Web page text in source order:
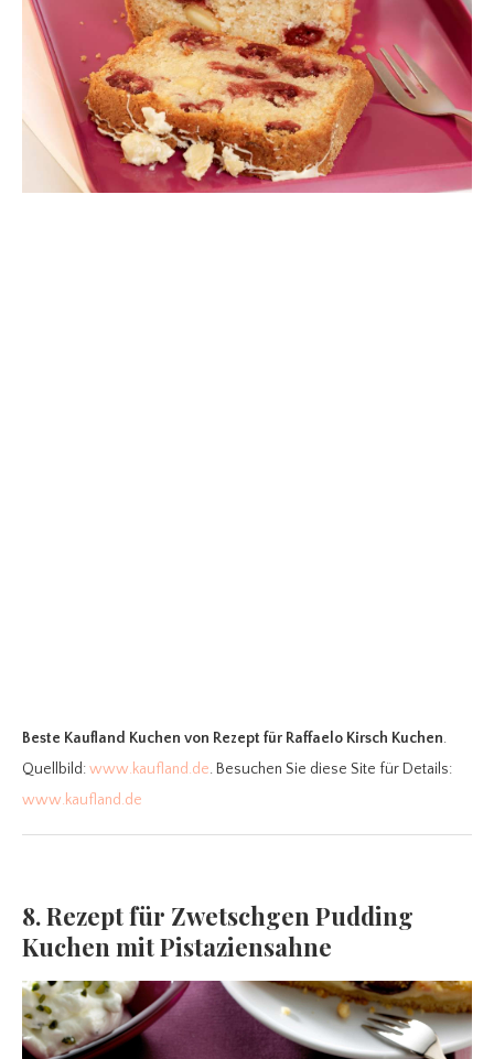
Beste Kaufland Kuchen von Rezept für Raffaelo Kirsch Kuchen.
Quellbild:www.kaufland.de. Besuchen Sie diese Site für Details:
www.kaufland.de
8. Rezept für Zwetschgen Pudding
Kuchen mit Pistaziensahne